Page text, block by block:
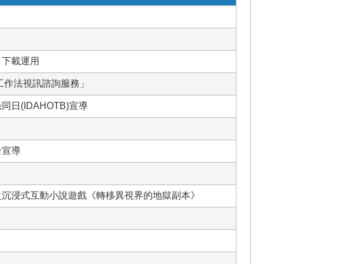
載運用
法視訊諮詢服務」
日(IDAHOTB)宣導
導
浸式互動小說遊戲《轉移異視界的地獄副本》